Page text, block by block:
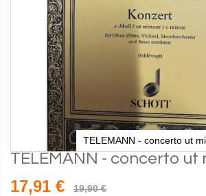
TELEMANN - concerto ut
TELEMANN - concerto ut
17,91 € 19,90 €